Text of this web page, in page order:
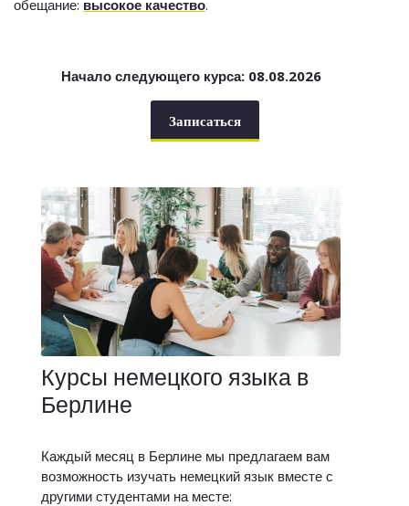
обещание: высокое качество.
Начало следующего курса: 08.08.2026
Записаться
Курсы немецкого языка в
Берлине
Каждый месяц в Берлине мы предлагаем вам
возможность изучать немецкий язык вместе с
другими студентами на месте: